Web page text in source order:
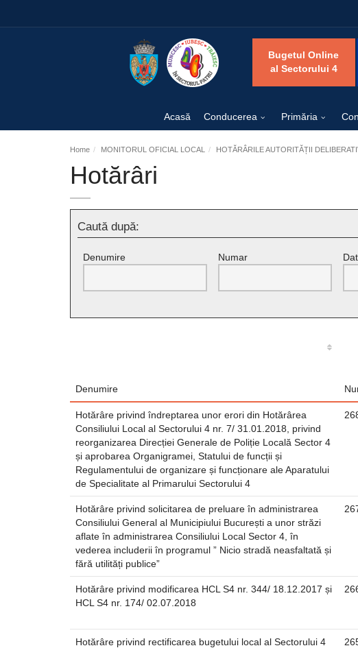
Bugetul Online
al Sectorului 4
Acasă Conducerea Primăria
Home MONITORUL OFICIAL LOCAL HOTĂRÂRILE AUTORITĂȚII
Hotărâri
Caută după:
Denumire Numar
Denumire
Hotărâre privind îndreptarea unor erori din Hotărârea
Consiliului Local al Sectorului 4 nr. 7/ 31.01.2018, privind
reorganizarea Direcției Generale de Poliție Locală Sector 4
și aprobarea Organigramei, Statului de funcții și
Regulamentului de organizare și funcționare ale Aparatului
de Specialitate al Primarului Sectorului 4
Hotărâre privind solicitarea de preluare în administrarea
Consiliului General al Municipiului București a unor străzi
aflate în administrarea Consiliului Local Sector 4, în
vederea includerii în programul ” Nicio stradă neasfaltată și
fără utilități publice”
Hotărâre privind modificarea HCL S4 nr. 344/ 18.12.2017 și
HCL S4 nr. 174/ 02.07.2018
Hotărâre privind rectificarea bugetului local al Sectorului 4